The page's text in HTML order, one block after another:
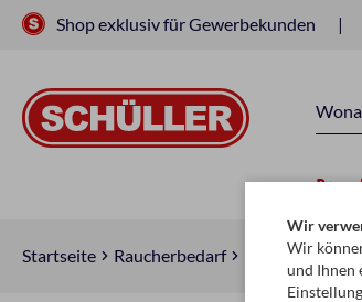
Shop exklusiv für Gewerbekunden
Startseite Raucherbedarf
Wir
Wir
und Ihnen